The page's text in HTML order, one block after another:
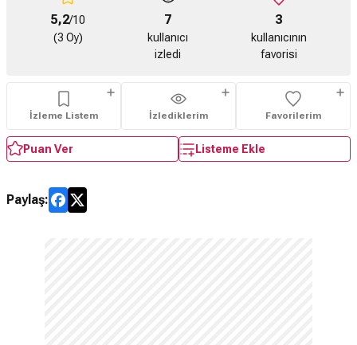
5,2/10
(3 Oy)
7
kullanıcı
izledi
3
kullanıcının
favorisi
İzleme Listem İzlediklerim Favorilerim
Puan Ver Listeme Ekle
Paylaş: